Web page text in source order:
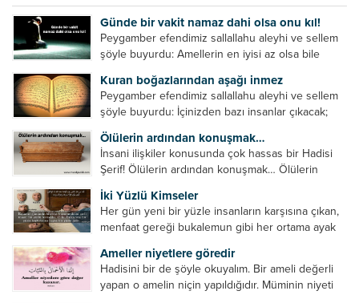
Günde bir vakit namaz dahi olsa onu kıl!
Peygamber efendimiz sallallahu aleyhi ve sellem
şöyle buyurdu: Amellerin en iyisi az olsa bile
bir yere sahiptir. Namaz kul ile Allah arasındaki bir
toplantıdır....
Kuran boğazlarından aşağı inmez
Peygamber efendimiz sallallahu aleyhi ve sellem
şöyle buyurdu: İçinizden bazı insanlar çıkacak;
küçümseyeceksiniz. Onların oruçlarını görünce
kendi oruçlarınızı küçümseyeceksiniz. Onların
amellerini görünce kendi amellerinizi
küçümseyeceksiniz. ...
Ölülerin ardından konuşmak…
İnsani ilişkiler konusunda çok hassas bir Hadisi
Şerif! Ölülerin ardından konuşmak… Ölülerin
küfretmek, sövmek, onların günah ve kusurlarını
zikretmek ölüye zarar vermez, fayda da vermez....
İki Yüzlü Kimseler
Her gün yeni bir yüzle insanların karşısına çıkan,
menfaat gereği bukalemun gibi her ortama ayak
insan grubudur. Müminlerin yanında mümin gibi
duran,...
Ameller niyetlere göredir
Hadisini bir de şöyle okuyalım. Bir ameli değerli
yapan o amelin niçin yapıldığıdır. Müminin niyeti